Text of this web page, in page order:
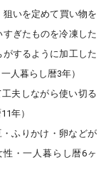
いを定めて買い物を
ぎたものを冷凍した
するように加工した
人暮らし暦3年）
夫しながら使い切る
年）
ふりかけ・卵などが
・一人暮らし暦6ヶ